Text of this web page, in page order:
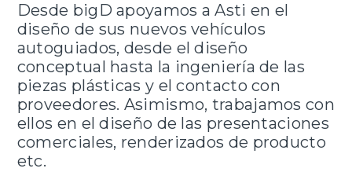
Desde bigD apoyamos a Asti en el
diseño de sus nuevos vehículos
autoguiados, desde el diseño
conceptual hasta la ingeniería de las
piezas plásticas y el contacto con
proveedores. Asimismo, trabajamos con
ellos en el diseño de las presentaciones
comerciales, renderizados de producto
etc.